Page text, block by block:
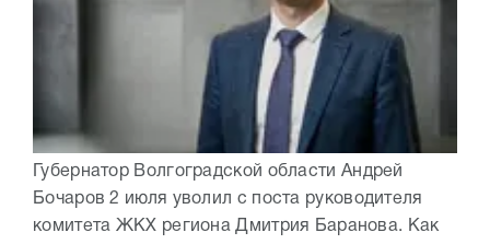
Губернатор Волгоградской области Андрей
Бочаров 2 июля уволил с поста руководителя
комитета ЖКХ региона Дмитрия Баранова. Как